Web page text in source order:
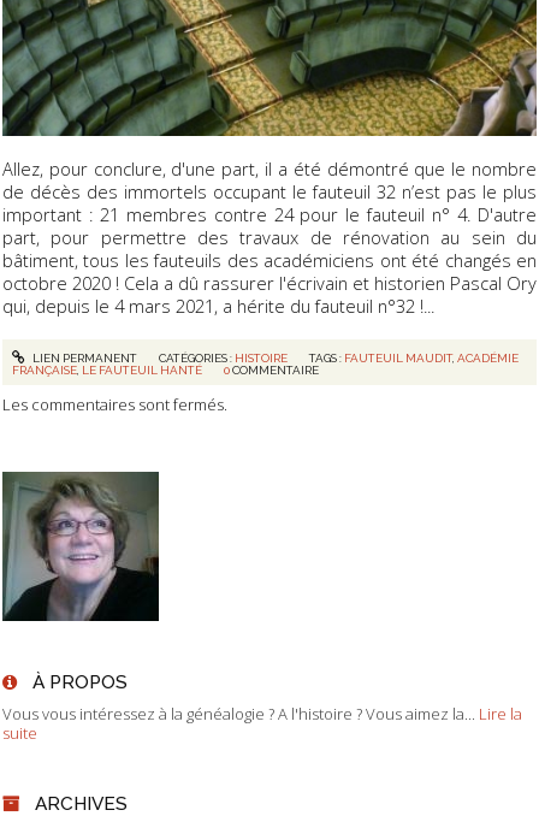
À PROPOS
Vous vous intéressez à la généalogie ? A l'histoire ? Vous aimez la... Lire la
suite
ARCHIVES
Allez, pour conclure, d'une part, il a été démontré que le nombre
de décès des immortels occupant le fauteuil 32 n’est pas le plus
important : 21 membres contre 24 pour le fauteuil n° 4. D'autre
part, pour permettre des travaux de rénovation au sein du
bâtiment, tous les fauteuils des académiciens ont été changés en
octobre 2020 ! Cela a dû rassurer l'écrivain et historien Pascal Ory
qui, depuis le 4 mars 2021, a hérite du fauteuil n°32 !...
LIEN PERMANENT CATÉGORIES : HISTOIRE TAGS : FAUTEUIL MAUDIT,ACADÉMIE
FRANÇAISE LE FAUTEUIL HANTÉ 0 COMMENTAIRE
Les commentaires sont fermés.